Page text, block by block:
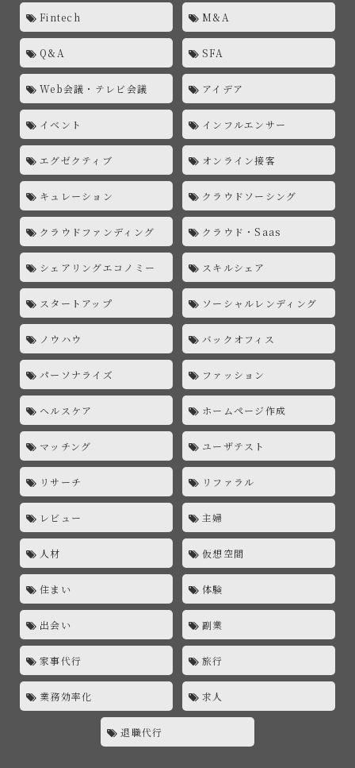
Fintech M&A
Q&A SFA
Web会議・テレビ会議 アイデア
イベント インフルエンサー
エグゼクティブ オンライン接客
キュレーション クラウドソーシング
クラウドファンディング クラウド・Saas
シェアリングエコノミー スキルシェア
スタートアップ ソーシャルレンディング
ノウハウ バックオフィス
パーソナライズ ファッション
ヘルスケア ホームページ作成
マッチング ユーザテスト
リサーチ リファラル
レビュー 主婦
人材 仮想空間
住まい 体験
出会い 副業
家事代行 旅行
業務効率化 求人
退職代行